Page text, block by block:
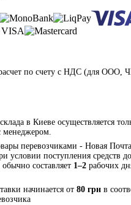
по счету с НДС (для ООО,
в Киеве осуществляется
менеджером.
перевозчиками - Новая
условии поступления средств
составляет 1–2 рабочих
начинается от 80 грн в